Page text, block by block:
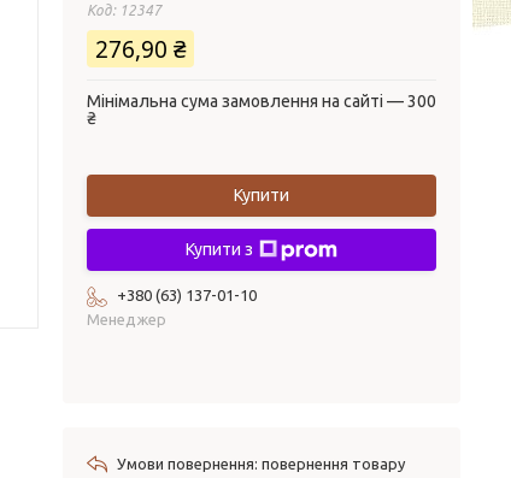
Код: 12347
276,90 ₴
Мінімальна сума замовлення на сайті — 300
₴
Купити
Купити з
+380 (63) 137-01-10
Менеджер
повернення товару